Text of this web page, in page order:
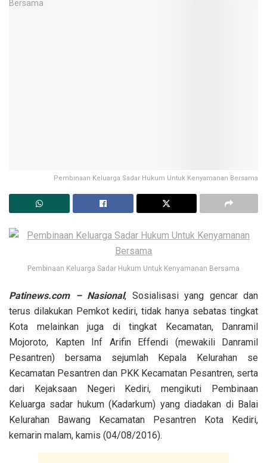
Pembinaan Keluarga Sadar Hukum Untuk Kenyamanan Bersama
Pembinaan Keluarga Sadar Hukum Untuk Kenyamanan Bersama
Patinews.com – Nasional, Sosialisasi yang gencar dan
terus dilakukan Pemkot kediri, tidak hanya sebatas tingkat
Kota melainkan juga di tingkat Kecamatan, Danramil
Mojoroto, Kapten Inf Arifin Effendi (mewakili Danramil
Pesantren) bersama sejumlah Kepala Kelurahan se
Kecamatan Pesantren dan PKK Kecamatan Pesantren, serta
dari Kejaksaan Negeri Kediri, mengikuti Pembinaan
Keluarga sadar hukum (Kadarkum) yang diadakan di Balai
Kelurahan Bawang Kecamatan Pesantren Kota Kediri,
kemarin malam, kamis (04/08/2016).